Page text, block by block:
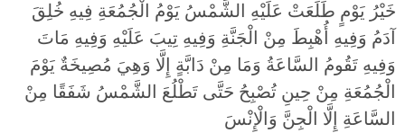
خَيْرُ يَوْمٍ طَلَعَتْ عَلَيْهِ الشَّمْسُ يَوْمُ الْجُمُعَةِ فِيهِ خُلِقَ
آدَمُ وَفِيهِ أُهْبِطَ مِنْ الْجَنَّةِ وَفِيهِ تِيبَ عَلَيْهِ وَفِيهِ مَاتَ
وَفِيهِ تَقُومُ السَّاعَةُ وَمَا مِنْ دَابَّةٍ إِلَّا وَهِيَ مُصِيخَةٌ يَوْمَ
الْجُمُعَةِ مِنْ حِينِ تُصْبِحُ حَتَّى تَطْلُعَ الشَّمْسُ شَفَقًا مِنْ
السَّاعَةِ إِلَّا الْجِنَّ وَالْإِنْسَ